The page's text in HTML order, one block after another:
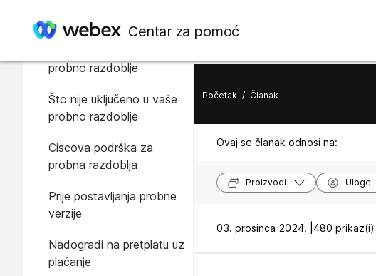
Centar za pomoć
U ovome članku
probno razdoblje
Što nije uključeno u vaše
probno razdoblje
Ciscova podrška za
probna razdoblja
Prije postavljanja probne
verzije
Nadogradi na pretplatu uz
plaćanje
Početak / Članak
Ovaj se članak odnosi na:
Proizvodi Uloge
03. prosinca 2024. | 480 prikaz(i) |